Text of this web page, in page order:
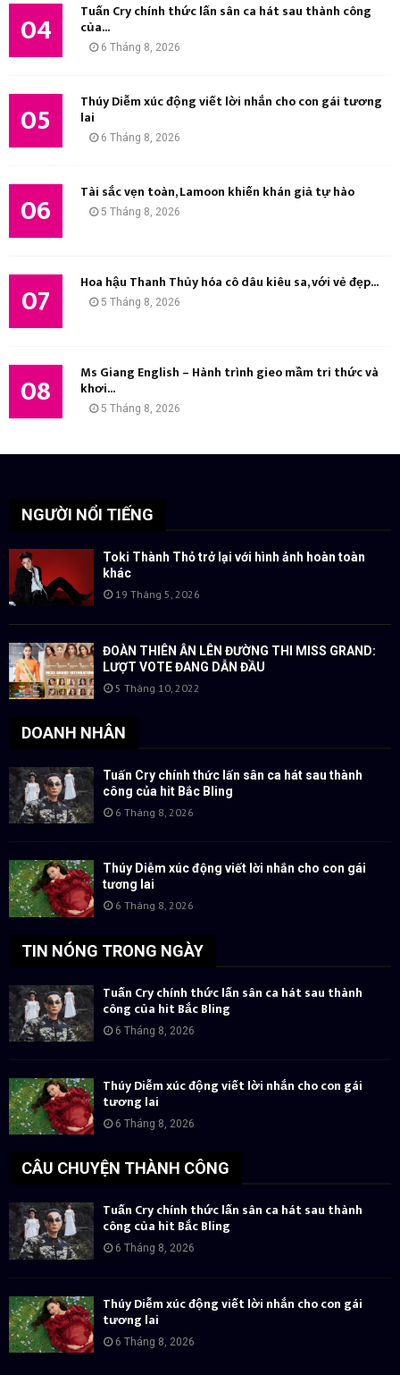
04 Tuấn Cry chính thức lấn sân ca hát sau thành công
của...
6 Tháng 8, 2026
05 Thúy Diễm xúc động viết lời nhắn cho con gái tương
lai
6 Tháng 8, 2026
06 Tài sắc vẹn toàn, Lamoon khiến khán giả tự hào
5 Tháng 8, 2026
07 Hoa hậu Thanh Thủy hóa cô dâu kiêu sa, với vẻ đẹp...
5 Tháng 8, 2026
08 Ms Giang English – Hành trình gieo mầm tri thức và
khơi...
5 Tháng 8, 2026
NGƯỜI NỔI TIẾNG
Toki Thành Thỏ trở lại với hình ảnh hoàn toàn
khác
19 Tháng 5, 2026
ĐOÀN THIÊN ÂN LÊN ĐƯỜNG THI MISS GRAND:
LƯỢT VOTE ĐANG DẪN ĐẦU
5 Tháng 10, 2022
DOANH NHÂN
Tuấn Cry chính thức lấn sân ca hát sau thành
công của hit Bắc Bling
6 Tháng 8, 2026
Thúy Diễm xúc động viết lời nhắn cho con gái
tương lai
6 Tháng 8, 2026
TIN NÓNG TRONG NGÀY
Tuấn Cry chính thức lấn sân ca hát sau thành
công của hit Bắc Bling
6 Tháng 8, 2026
Thúy Diễm xúc động viết lời nhắn cho con gái
tương lai
6 Tháng 8, 2026
CÂU CHUYỆN THÀNH CÔNG
Tuấn Cry chính thức lấn sân ca hát sau thành
công của hit Bắc Bling
6 Tháng 8, 2026
Thúy Diễm xúc động viết lời nhắn cho con gái
tương lai
6 Tháng 8, 2026